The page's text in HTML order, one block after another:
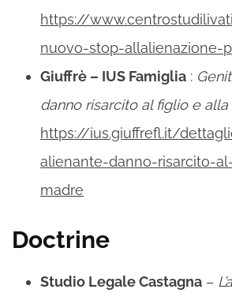
https://
nuovo-stop-allalienazione-
Giuffrè – IUS Famiglia :
danno risarcito al figlio e
https://ius.giuffrefl.it/
alienante-danno-risarcito-
madre
Doctrine
Studio Legale Castagna –